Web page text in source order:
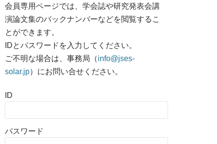
会員専用ページでは、学会誌や研究発表会講
演論文集のバックナンバーなどを閲覧するこ
とができます。
IDとパスワードを入力してください。
ご不明な場合は、事務局（info@jses-
solar.jp）にお問い合せください。
ID
パスワード